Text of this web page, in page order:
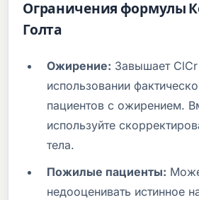
Ограничения формулы
Голта
Ожирение: Завышает
использовании
пациентов с ожирением.
используйте
тела.
Пожилые пациенты:
недооценивать истинное